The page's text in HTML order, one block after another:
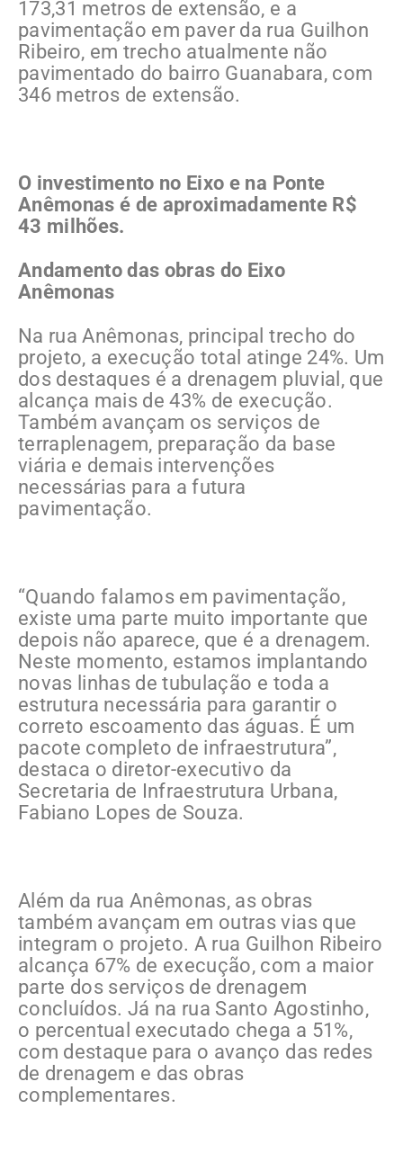
173,31 metros de extensão, e a
pavimentação em paver da rua Guilhon
Ribeiro, em trecho atualmente não
pavimentado do bairro Guanabara, com
346 metros de extensão.
O investimento no Eixo e na Ponte
Anêmonas é de aproximadamente R$
43 milhões.
Andamento das obras do Eixo
Anêmonas
Na rua Anêmonas, principal trecho do
projeto, a execução total atinge 24%. Um
dos destaques é a drenagem pluvial, que
alcança mais de 43% de execução.
Também avançam os serviços de
terraplenagem, preparação da base
viária e demais intervenções
necessárias para a futura
pavimentação.
“Quando falamos em pavimentação,
existe uma parte muito importante que
depois não aparece, que é a drenagem.
Neste momento, estamos implantando
novas linhas de tubulação e toda a
estrutura necessária para garantir o
correto escoamento das águas. É um
pacote completo de infraestrutura”,
destaca o diretor-executivo da
Secretaria de Infraestrutura Urbana,
Fabiano Lopes de Souza.
Além da rua Anêmonas, as obras
também avançam em outras vias que
integram o projeto. A rua Guilhon Ribeiro
alcança 67% de execução, com a maior
parte dos serviços de drenagem
concluídos. Já na rua Santo Agostinho,
o percentual executado chega a 51%,
com destaque para o avanço das redes
de drenagem e das obras
complementares.